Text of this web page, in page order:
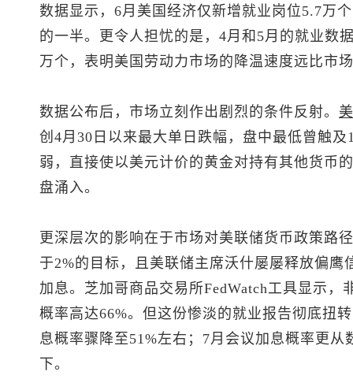
数据显示，6月美国经济仅新增就业岗位5.7万
的一半。更令人担忧的是，4月和5月的就业数
万个，表明美国劳动力市场的降温速度远比市
数据公布后，市场立刻作出剧烈的条件反射。
创4月30日以来最大单日跌幅，盘中最低曾触
弱，直接使以美元计价的黄金对持有其他货币
盘涌入。
更深层次的影响在于市场对美联储货币政策路
于2%的目标，且美联储主席沃什屡屡释放偏
加息。芝加哥商品交易所FedWatch工具显示
概率高达66%。但这份惨淡的就业报告彻底
息概率骤降至51%左右；7月会议加息概率更
下。